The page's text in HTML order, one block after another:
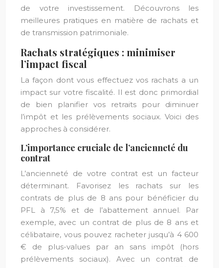
de votre investissement. Découvrons les
meilleures pratiques en matière de rachats et
de transmission patrimoniale.
Rachats stratégiques : minimiser
l’impact fiscal
La façon dont vous effectuez vos rachats a un
impact sur votre fiscalité. Il est donc primordial
de bien planifier vos retraits pour diminuer
l’impôt et les prélèvements sociaux. Voici des
approches à considérer.
L’importance cruciale de l’ancienneté du
contrat
L’ancienneté de votre contrat est un facteur
déterminant. Favorisez les rachats sur les
contrats de plus de 8 ans pour bénéficier du
PFL à 7,5% et de l’abattement annuel. Par
exemple, avec un contrat de plus de 8 ans et
célibataire, vous pouvez racheter jusqu’à 4 600
€ de plus-values par an sans impôt (hors
prélèvements sociaux). Avec un contrat de